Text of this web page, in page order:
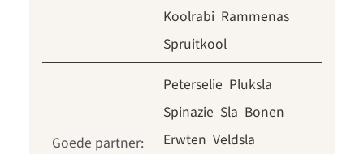
Koolrabi Rammenas
Spruitkool
Goede partner:
Peterselie Pluksla
Spinazie Sla Bonen
Erwten Veldsla